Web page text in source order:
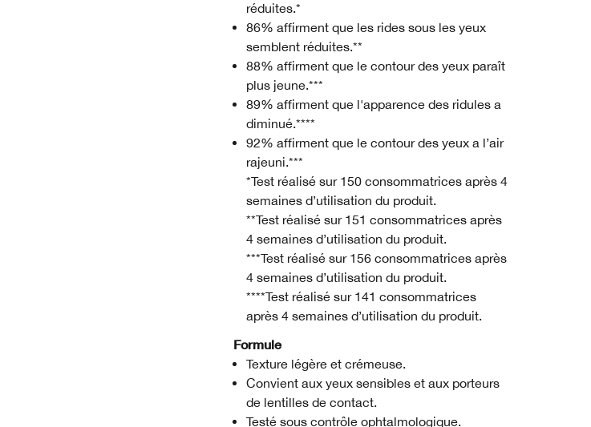
réduites.*
86% affirment que les rides sous les yeux
semblent réduites.**
88% affirment que le contour des yeux paraît
plus jeune.***
89% affirment que l'apparence des ridules a
diminué.****
92% affirment que le contour des yeux a l’air
rajeuni.***
*Test réalisé sur 150 consommatrices après 4
semaines d’utilisation du produit.
**Test réalisé sur 151 consommatrices après
4 semaines d’utilisation du produit.
***Test réalisé sur 156 consommatrices après
4 semaines d’utilisation du produit.
****Test réalisé sur 141 consommatrices
après 4 semaines d’utilisation du produit.
Formule
Texture légère et crémeuse.
Convient aux yeux sensibles et aux porteurs
de lentilles de contact.
Testé sous contrôle ophtalmologique.